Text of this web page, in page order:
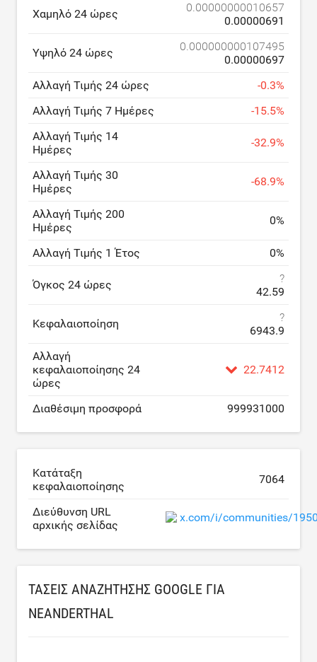
Χαμηλό 24 ώρες
0.00000000010657
0.00000691
Υψηλό 24 ώρες
0.000000000107495
0.00000697
Αλλαγή Τιμής 24 ώρες
-0.3%
Αλλαγή Τιμής 7 Ημέρες
-15.5%
Αλλαγή Τιμής 14
Ημέρες
-32.9%
Αλλαγή Τιμής 30
Ημέρες
-68.9%
Αλλαγή Τιμής 200
Ημέρες
0%
Αλλαγή Τιμής 1 Έτος 0%
Όγκος 24 ώρες
?
42.59
Κεφαλαιοποίηση
?
6943.9
Αλλαγή
κεφαλαιοποίησης 24
ώρες
22.7412
Διαθέσιμη προσφορά 999931000
Κατάταξη
κεφαλαιοποίησης
7064
Διεύθυνση URL
αρχικής σελίδας
x.com/i/communities/
ΤΆΣΕΙΣ ΑΝΑΖΉΤΗΣΗΣ GOOGLE ΓΙΑ
NEANDERTHAL